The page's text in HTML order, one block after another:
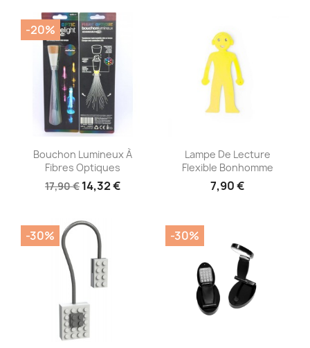
Aperçu rapide
Bouchon Lumineux À
Fibres Optiques
17,90 € 14,32 €
-20%
Aperçu rapide
Lampe De Lecture
Flexible Bonhomme
7,90 €
-30% -30%